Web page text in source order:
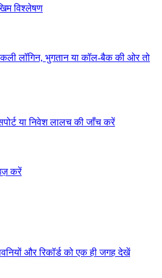
विश्लेषण
लॉगिन, भुगतान या कॉल-बैक की ओर तो
या निवेश लालच की जाँच करें
करें
और रिकॉर्ड को एक ही जगह देखें